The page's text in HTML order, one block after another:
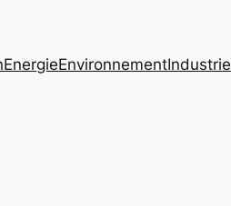
EnergieEnvironnementIndustrie